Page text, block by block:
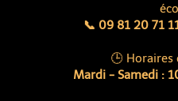
📞 09 81 20 71
🕒 Horaires
Mardi - Samedi :